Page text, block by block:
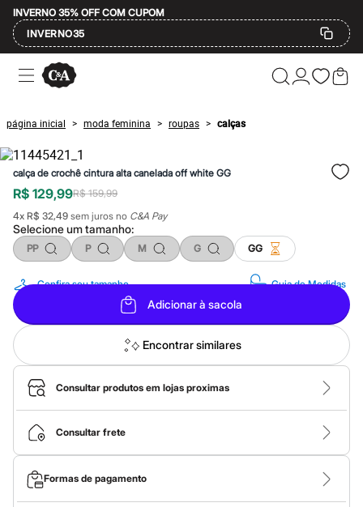
INVERNO 35% OFF COM CUPOM
INVERNO35
Ofertas
Compre por Departamento
Masculino
Infantil
Calçados
Mindse7
Plus Size
Até 20% off
Até 40% off
Até 60% off
A partir de 60% off
Feminino
Em alta
Inverno
Alfaiataria
Novidades
Roupas
Blusas e Camisetas
Básicos
Calças
Casacos e Jaquetas
Jeans
Macacões
Saias
Shorts e Bermudas
Vestidos
Acessórios
Bolsas
Bonés e Chapéus
página inicial > moda feminina > roupas > calças
calça de crochê cintura alta canelada off white GG
R$ 129,99R$ 159,99
4x R$ 32,49 sem juros no C&A Pay
Selecione umtamanho:
PP P M G GG
Confira seu tamanho Guia de Medidas
Adicionar à sacola
Encontrar similares
Consultar produtos em lojas proximas
Consultar frete
Formas de pagamento